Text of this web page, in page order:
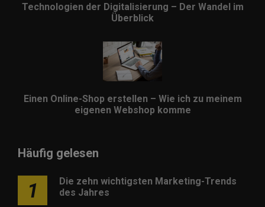
Technologien der Digitalisierung – Der Wandel im
Überblick
Einen Online-Shop erstellen – Wie ich zu meinem
eigenen Webshop komme
Häufig gelesen
1
Die zehn wichtigsten Marketing-Trends
des Jahres